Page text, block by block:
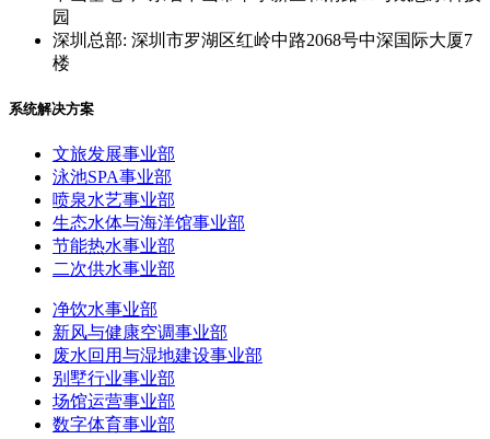
园
深圳总部: 深圳市罗湖区红岭中路2068号中深国际大厦7
楼
系统解决方案
文旅发展事业部
泳池SPA事业部
喷泉水艺事业部
生态水体与海洋馆事业部
节能热水事业部
二次供水事业部
净饮水事业部
新风与健康空调事业部
废水回用与湿地建设事业部
别墅行业事业部
场馆运营事业部
数字体育事业部